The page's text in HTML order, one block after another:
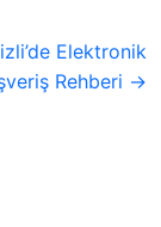
Elektronik
Rehberi →